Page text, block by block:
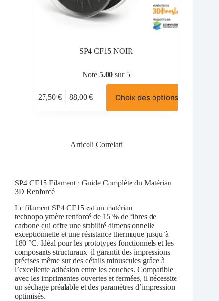
SP4 CF15 NOIR
Note5.00 sur 5
27,50 €– 88,00 €
Plage
88,00 €
Choix des options
produit
sur
la
page
du
produit
Articoli Correlati
SP4 CF15 Filament : Guide Complète du Matériau
3D Renforcé
Le filament SP4 CF15 est un matériau
technopolymère renforcé de 15 % de fibres de
carbone qui offre une stabilité dimensionnelle
exceptionnelle et une résistance thermique jusqu’à
180 °C. Idéal pour les prototypes fonctionnels et les
composants structuraux, il garantit des impressions
précises même sur des détails minuscules grâce à
l’excellente adhésion entre les couches. Compatible
avec les imprimantes ouvertes et fermées, il nécessite
un séchage préalable et des paramètres d’impression
optimisés.